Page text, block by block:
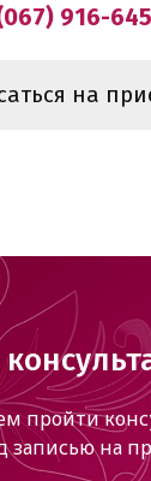
916-
на
пройти
записью на